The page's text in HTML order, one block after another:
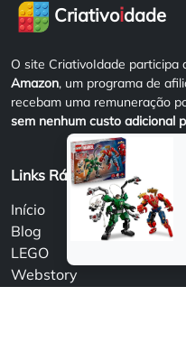
Criativoidade
O site CriativoIdade participa
Amazon, um programa de
recebam uma remuneração
sem nenhum custo adicional
Links Rápidos
Início
Blog
LEGO
Webstory